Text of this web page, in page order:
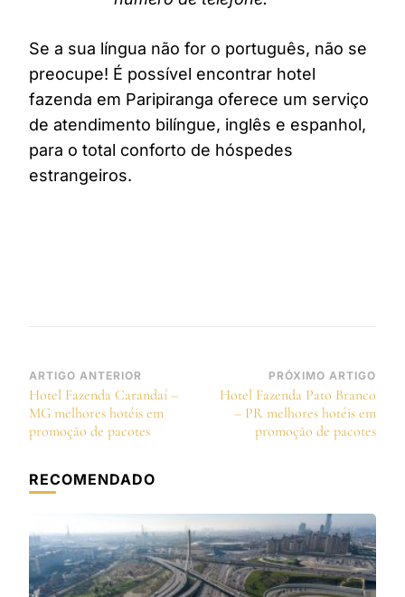
Se a sua língua não for o português, não se
preocupe! É possível encontrar hotel
fazenda em Paripiranga oferece um serviço
de atendimento bilíngue, inglês e espanhol,
para o total conforto de hóspedes
estrangeiros.
Navegação
de
post
ARTIGO ANTERIOR
Hotel Fazenda Carandaí –
MG melhores hotéis em
promoção de pacotes
PRÓXIMO ARTIGO
Hotel Fazenda Pato Branco
– PR melhores hotéis em
promoção de pacotes
RECOMENDADO